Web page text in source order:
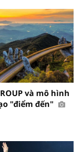
và mô hình
"điểm đến"